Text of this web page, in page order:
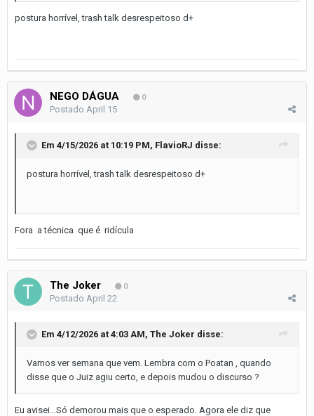
postura horrível, trash talk desrespeitoso d+
NEGO DÁGUA 0
Postado April 15
Em 4/15/2026 at 10:19 PM, FlavioRJ disse:
postura horrível, trash talk desrespeitoso d+
Fora a técnica que é ridícula
The Joker 0
Postado April 22
Em 4/12/2026 at 4:03 AM, The Joker disse:
Vamos ver semana que vem. Lembra com o Poatan , quando
disse que o Juiz agiu certo, e depois mudou o discurso ?
Eu avisei...Só demorou mais que o esperado. Agora ele diz que